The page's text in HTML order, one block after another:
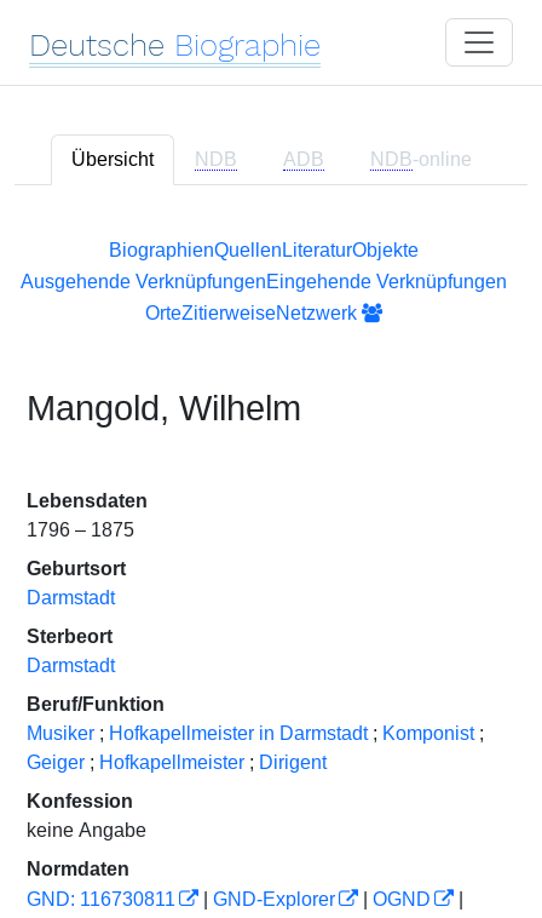
Deutsche Biographie
Übersicht NDB ADB NDB-online
BiographienQuellen LiteraturObjekte
Ausgehende VerknüpfungenEingehende Verknüpfungen
OrteZitierweiseNetzwerk
Mangold, Wilhelm
Lebensdaten
1796 – 1875
Geburtsort
Darmstadt
Sterbeort
Darmstadt
Beruf/Funktion
Musiker ; Hofkapellmeister in Darmstadt ; Komponist ;
Geiger ; Hofkapellmeister ; Dirigent
Konfession
keine Angabe
Normdaten
GND: 116730811
GND-Explorer OGND